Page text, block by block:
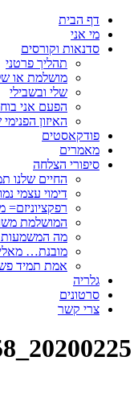
דף הבית
מי אני
סדנאות וקורסים
תהליך פרטני
מושלמת או
שלי ובשבילי
הפעם אני
האיזון
פודקאסטים
מאמרים
סיפורי הצלחה
החיים שלנו
דימוי עצמי
המושלמת
מה המשמעות
מובנת…
אמת תמיד
גלריה
סרטונים
צרי קשר
20200225_085658 (002)